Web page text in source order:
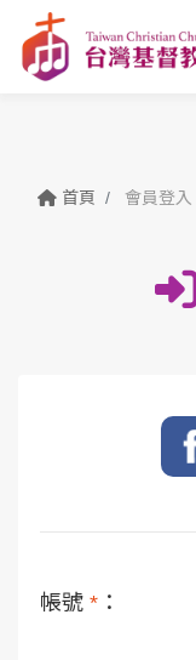
首頁 會員登入
帳號 * ：